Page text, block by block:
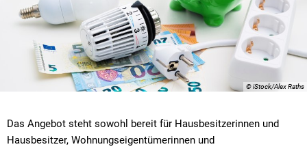
Satzungen und Richtlinien
© iStock/Alex Raths
Das Angebot steht sowohl bereit für Hausbesitzerinnen und
Hausbesitzer, Wohnungseigentümerinnen und